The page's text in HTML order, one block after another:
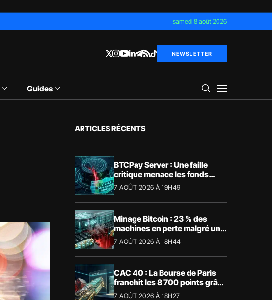
samedi 8 août 2026
NEWSLETTER
Guides
ARTICLES RÉCENTS
BTCPay Server : Une faille
critique menace les fonds
Bitcoin
7 AOÛT 2026 À 19H49
Minage Bitcoin : 23 % des
machines en perte malgré un
BTC à 65 000 $
7 AOÛT 2026 À 18H44
CAC 40 : La Bourse de Paris
franchit les 8 700 points grâce
à la tech
7 AOÛT 2026 À 18H27